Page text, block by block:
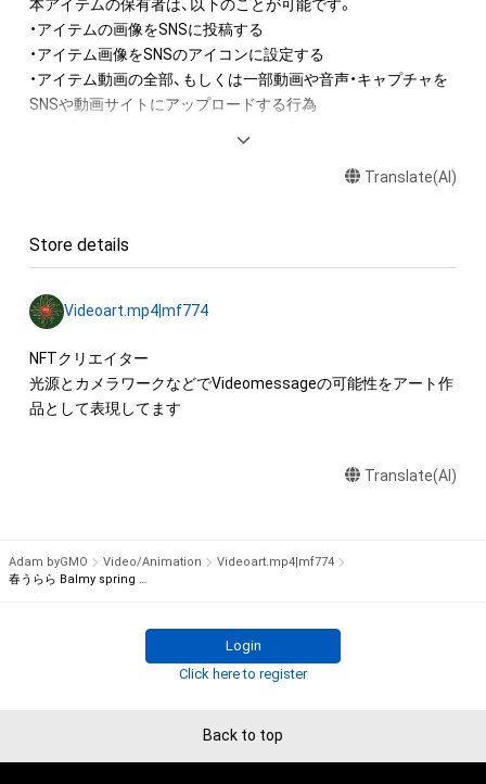
本アイテムの保有者は、以下のことが可能です。
・アイテムの画像をSNSに投稿する
・アイテム画像をSNSのアイコンに設定する
・アイテム動画の全部、もしくは一部動画や音声・キャプチャを
SNSや動画サイトにアップロードする行為
・アイテムの画像を使用してメッセージカードを制作し友達に
する
など）を作成する
アイテムに関する注意事項
・本アイテムに関する創作物(画像および映像、音楽、商標または
ロゴ等を含みますがこれらに限られません。)にかかる知的財産
出願する権利を含みます。)を意味します。)は、本アイテムの著
を保有していたとしても、本アイテムに関する創作物にかかる
知的財産権を有することを意味しません。
の管理委託を受けている者からの事前の同意なしに、上記の「本
アイテムの保有者が有する権利」の範囲を超えた行為、知的財産
権を侵害するおそれのある行為(改変、公開、配布、逆コンパイ
せん。)を行うことはできません。
Translate(AI)
Store details
Videoart.mp4|mf774
NFTクリエイター
光源とカメラワークなどでVideomessageの可能性をアート作
品として表現してます
Translate(AI)
Adam byGMO Video/Animation
Videoart.mp4|mf774
春うらら Balmy spring day-01
Login
Click here to register
Back to top